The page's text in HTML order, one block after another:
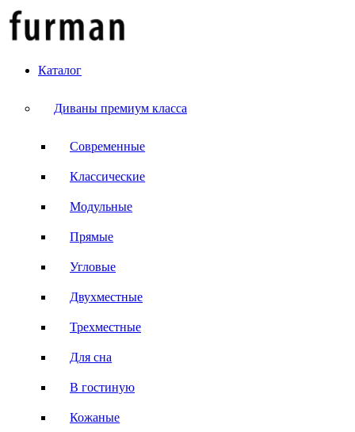
Каталог
Диваны премиум класса
Современные
Классические
Модульные
Прямые
Угловые
Двухместные
Трехместные
Для сна
В гостиную
Кожаные